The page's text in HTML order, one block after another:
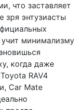
что заставляет
зря энтузиасты
минимализму
когда даже
RAV4
Car Mate